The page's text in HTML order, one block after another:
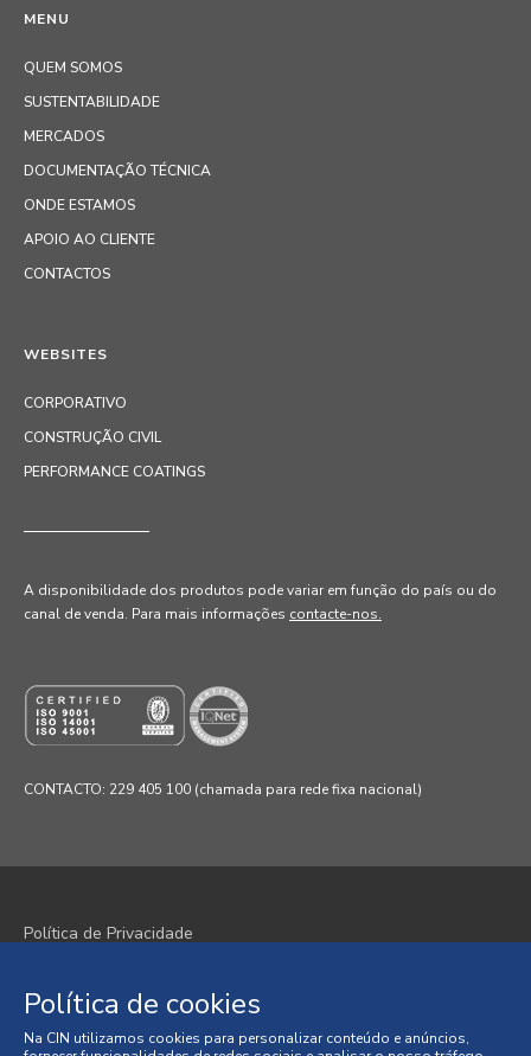
MENU
QUEM SOMOS
SUSTENTABILIDADE
MERCADOS
DOCUMENTAÇÃO TÉCNICA
ONDE ESTAMOS
APOIO AO CLIENTE
CONTACTOS
WEBSITES
CORPORATIVO
CONSTRUÇÃO CIVIL
PERFORMANCE COATINGS
A disponibilidade dos produtos pode variar em função do país ou do
canal de venda. Para mais informações contacte-nos.
CONTACTO: 229 405 100 (chamada para rede fixa nacional)
Política de Privacidade
Termos e Condições
Política de cookies
Na CIN utilizamos cookies para personalizar conteúdo e anúncios,